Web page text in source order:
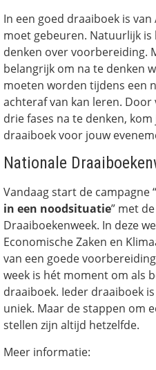
In een goed draaiboek is
moet gebeuren. Natuurlijk
denken over voorbereiding.
belangrijk om na te denken
moeten worden tijdens een
achteraf van kan leren.
drie fases na te denken,
draaiboek voor jouw
Nationale
Vandaag start de campagne “
in een noodsituatie” met
Draaiboekenweek. In deze
Economische Zaken en
van een goede
week is hét moment om als
draaiboek. Ieder draaiboek
uniek. Maar de stappen om
stellen zijn altijd hetzelfde.
Meer informatie: